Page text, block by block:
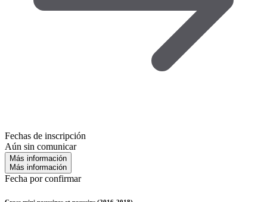
Fechas de inscripción
Aún sin comunicar
Más información
Más información
Fecha por confirmar